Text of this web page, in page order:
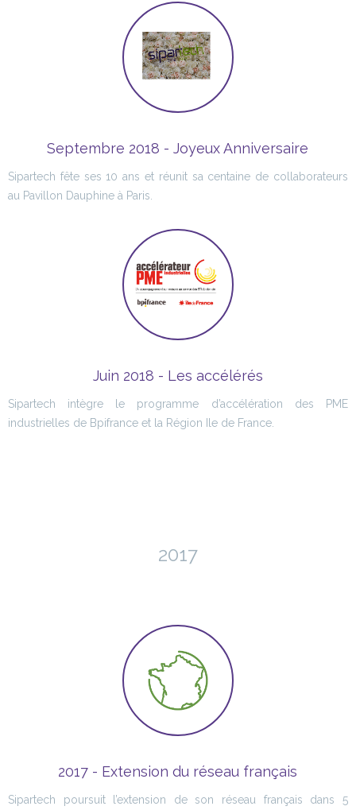
Septembre 2018 - Joyeux Anniversaire
Sipartech fête ses 10 ans et réunit sa centaine de collaborateurs
au Pavillon Dauphine à Paris.
Juin 2018 - Les accélérés
Sipartech intègre le programme d’accélération des PME
industrielles de Bpifrance et la Région Ile de France.
2017
2017 - Extension du réseau français
Sipartech poursuit l’extension de son réseau français dans 5